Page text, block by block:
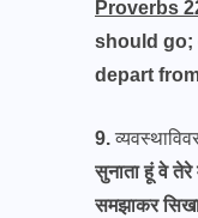
Proverbs
should go;
depart
9.
सुनाता हूं वे
समझाकर